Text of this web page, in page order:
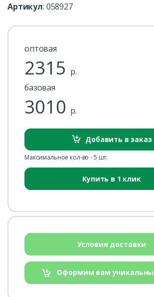
Артикул: 058927
оптовая
2315 р.
базовая
3010 р.
Добавить в заказ
Максимальное кол-во - 5 шт.
Купить в 1 клик
Условия доставки
Оформим вам